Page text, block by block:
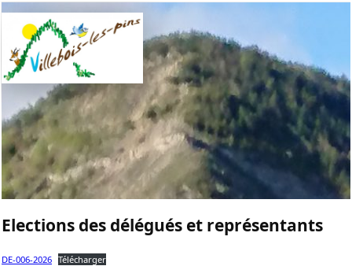
La vie communale
Les comptes rendus
Les délibérations
Boîte à idées
Activités – vie associative
Informations pratiques
Démarches administratives
Galeries photo
Contact et réseaux
Elections des délégués et représentants
DE-006-2026 Télécharger